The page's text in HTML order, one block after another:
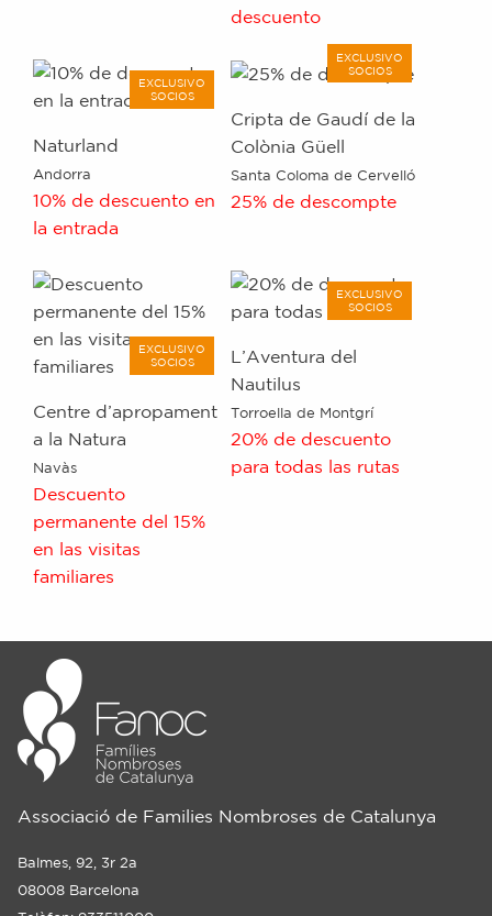
descuento
EXCLUSIVO
SOCIOS
Naturland
Andorra
10% de descuento en
la entrada
EXCLUSIVO
SOCIOS
Cripta de Gaudí de la
Colònia Güell
Santa Coloma de Cervelló
25% de descompte
EXCLUSIVO
SOCIOS
Centre d’apropament
a la Natura
Navàs
Descuento
permanente del 15%
en las visitas
familiares
EXCLUSIVO
SOCIOS
L’Aventura del
Nautilus
Torroella de Montgrí
20% de descuento
para todas las rutas
Associació de Families Nombroses de Catalunya
Balmes, 92, 3r 2a
08008 Barcelona